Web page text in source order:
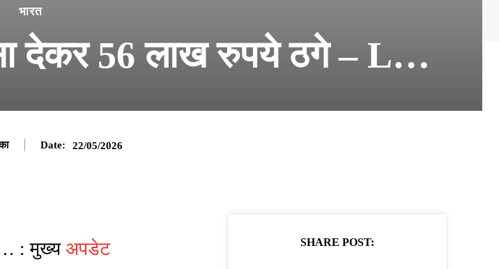
भारत
देकर 56 लाख रुपये ठगे – L…
Date: 22/05/2026
: मुख्य अपडेट SHARE POST: